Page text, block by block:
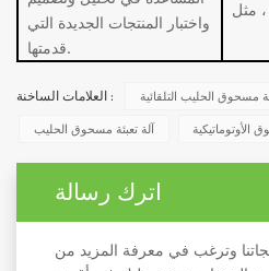
واختبار المنتجات الجديدة التي
قدمتها.
العلامات الساخنة : مسحوق الحليب التلقائية
آلة تعبئة مسحوق الحليب الأوتوماتيكية
اترك رسالة
وترغب في معرفة المزيد من